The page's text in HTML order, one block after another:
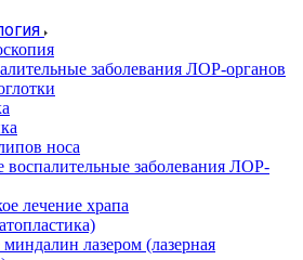
заболевания ЛОР-органов
носа
воспалительные заболевания ЛОР-
лечение храпа
лазером (лазерная